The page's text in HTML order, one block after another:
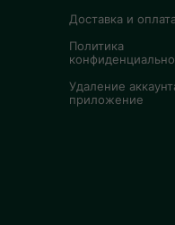
Доставка и
Политика
Удаление
приложение